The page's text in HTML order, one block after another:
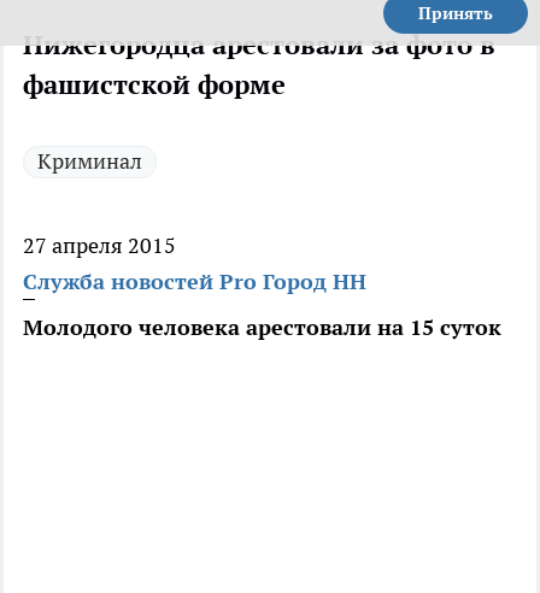
Принять
Нижегородца арестовали за фото в
фашистской форме
Криминал
27 апреля 2015
Служба новостей Pro Город НН
Молодого человека арестовали на 15 суток